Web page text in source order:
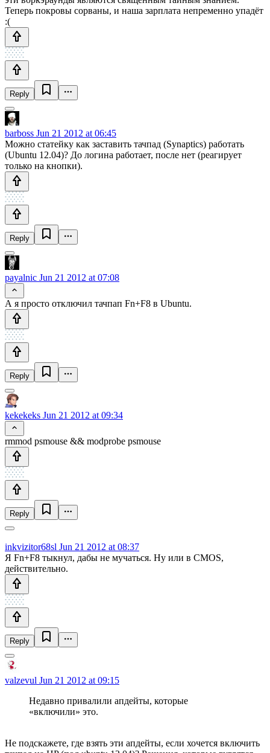
Теперь покровы сорваны, и наша зарплата непременно упадёт
:(
Reply
barboss Jun 21 2012 at 06:45
Можно статейку как заставить тачпад (Synaptics) работать
(Ubuntu 12.04)? До логина работает, после нет (реагирует
только на кнопки).
Reply
payalnic Jun 21 2012 at 07:08
А я просто отключил тачпап Fn+F8 в Ubuntu.
Reply
kekekeks Jun 21 2012 at 09:34
rmmod psmouse && modprobe psmouse
Reply
inkvizitor68sl Jun 21 2012 at 08:37
Я Fn+F8 тыкнул, дабы не мучаться. Ну или в CMOS,
действительно.
Reply
valzevul Jun 21 2012 at 09:15
Недавно привалили апдейты, которые
«включили» это.
Не подскажете, где взять эти апдейты, если хочется включить